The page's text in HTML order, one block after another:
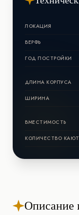
ЛОКАЦИЯ
ВЕРФЬ
ГОД ПОСТРОЙКИ
ДЛИНА КОРПУСА
ШИРИНА
ВМЕСТИМОСТЬ
КОЛИЧЕСТВО КАЮТ
Описание